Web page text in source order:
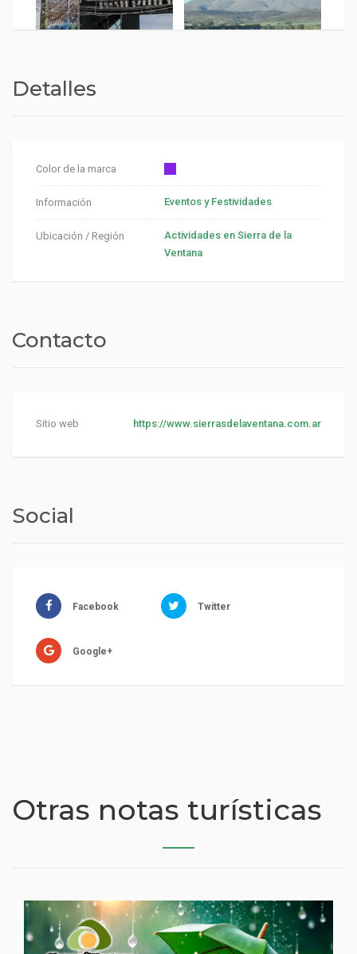
Detalles
Color de la marca
Información Eventos y Festividades
Ubicación / Región
Actividades en Sierra de la
Ventana
Contacto
Sitio web https://www.sierrasdelaventana.com.ar
Social
Facebook Twitter
Google+
Otras notas turísticas